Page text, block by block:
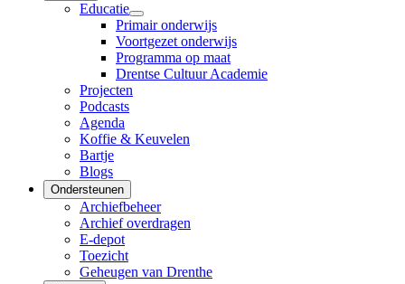
Educatie
Primair onderwijs
Voortgezet onderwijs
Programma op maat
Drentse Cultuur Academie
Projecten
Podcasts
Agenda
Koffie & Keuvelen
Bartje
Blogs
Ondersteunen
Archiefbeheer
Archief overdragen
E-depot
Toezicht
Geheugen van Drenthe